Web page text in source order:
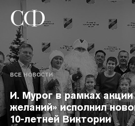
ВСЕ НОВОСТИ
И. Мурог в рамках акции
желаний» исполнил
10-летней Виктории